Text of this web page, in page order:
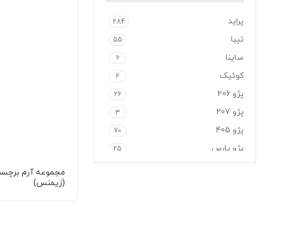
پراید 284
تیبا 55
ساینا 6
کوئیک 2
پژو 206 26
پژو 207 3
پژو 405 70
پژو پارس 25
دنا
مجموعه آرم
(زیمنس)